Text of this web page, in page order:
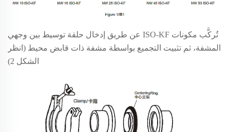
تُركَّب مكونات ISO-KF عن طريق إدخال حلقة توسيط بين وجهي
المشفة، ثم تثبيت التجميع بواسطة مشفة ذات قابض محيط (انظر
الشكل 2)